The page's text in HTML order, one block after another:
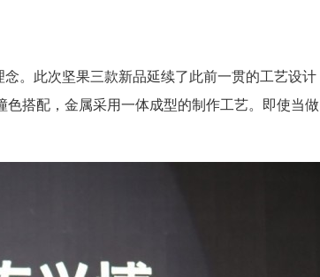
。此次坚果三款新品延续了此前一贯的工艺设计
搭配，金属采用一体成型的制作工艺。即使当做